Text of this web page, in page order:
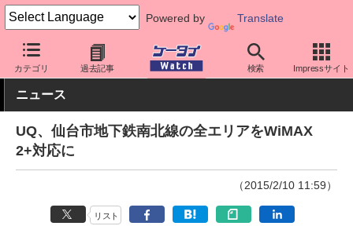
Powered by Translate
カテゴリ 過去記事 検索 Impressサイト
ケータイ Watch キャリア UQ ネットワーク/技術
ニュース
UQ、仙台市地下鉄南北線の全エリアをWiMAX
2+対応に
（2015/2/10 11:59）
リスト